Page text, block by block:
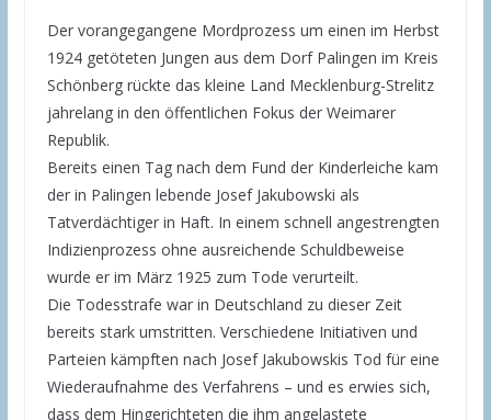
Der vorangegangene Mordprozess um einen im Herbst
1924 getöteten Jungen aus dem Dorf Palingen im Kreis
Schönberg rückte das kleine Land Mecklenburg-Strelitz
jahrelang in den öffentlichen Fokus der Weimarer
Republik.
Bereits einen Tag nach dem Fund der Kinderleiche kam
der in Palingen lebende Josef Jakubowski als
Tatverdächtiger in Haft. In einem schnell angestrengten
Indizienprozess ohne ausreichende Schuldbeweise
wurde er im März 1925 zum Tode verurteilt.
Die Todesstrafe war in Deutschland zu dieser Zeit
bereits stark umstritten. Verschiedene Initiativen und
Parteien kämpften nach Josef Jakubowskis Tod für eine
Wiederaufnahme des Verfahrens – und es erwies sich,
dass dem Hingerichteten die ihm angelastete